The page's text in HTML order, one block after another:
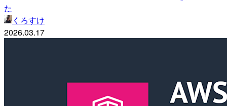
た
くろすけ
2026.03.17